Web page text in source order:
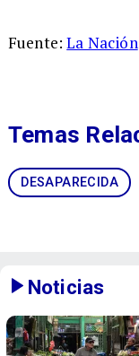
Fuente:La Nación
DESAPARECIDA
Temas
Noticias